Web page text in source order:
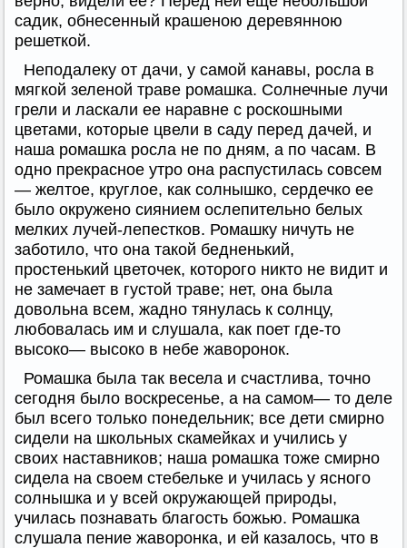
садик, обнесенный крашеною деревянною
решеткой.
Неподалеку от дачи, у самой канавы, росла в
мягкой зеленой траве ромашка. Солнечные лучи
грели и ласкали ее наравне с роскошными
цветами, которые цвели в саду перед дачей, и
наша ромашка росла не по дням, а по часам. В
одно прекрасное утро она распустилась совсем
— желтое, круглое, как солнышко, сердечко ее
было окружено сиянием ослепительно белых
мелких лучей-лепестков. Ромашку ничуть не
заботило, что она такой бедненький,
простенький цветочек, которого никто не видит и
не замечает в густой траве; нет, она была
довольна всем, жадно тянулась к солнцу,
любовалась им и слушала, как поет где-то
высоко— высоко в небе жаворонок.
Ромашка была так весела и счастлива, точно
сегодня было воскресенье, а на самом— то деле
был всего только понедельник; все дети смирно
сидели на школьных скамейках и учились у
своих наставников; наша ромашка тоже смирно
сидела на своем стебельке и училась у ясного
солнышка и у всей окружающей природы,
училась познавать благость божью. Ромашка
слушала пение жаворонка, и ей казалось, что в